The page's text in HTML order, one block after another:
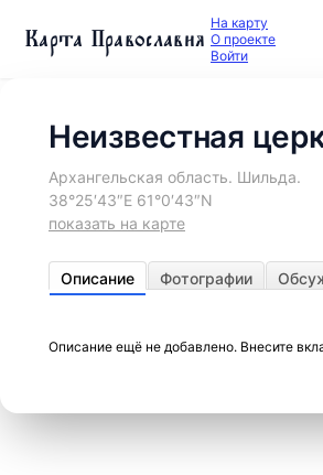
Карта Православия На карту
О проекте
Войти
Неизвестная
Архангельская область. Шильда.
38°25′43″E 61°0′43″N
показать на карте
Описание Фотографии
Описание ещё не добавлено. Внесите